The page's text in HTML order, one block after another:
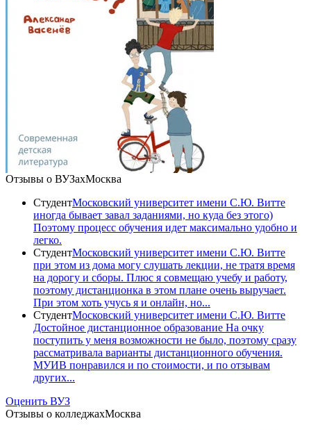
Отзывы о ВУЗахМосква
СтудентМосковский университет имени С.Ю. Витте
иногда бывает завал заданиями, но куда без этого)
Поэтому процесс обучения идет максимально удобно и
легко.
СтудентМосковский университет имени С.Ю. Витте
при этом из дома могу слушать лекции, не тратя время
на дорогу и сборы. Плюс я совмещаю учебу и работу,
поэтому дистанционка в этом плане очень выручает.
При этом хоть учусь я и онлайн, но...
СтудентМосковский университет имени С.Ю. Витте
Достойное дистанционное образование На очку
поступить у меня возможности не было, поэтому сразу
рассматривала варианты дистанционного обучения.
МУИВ понравился и по стоимости, и по отзывам
других...
Оценить ВУЗ
Отзывы о колледжахМосква